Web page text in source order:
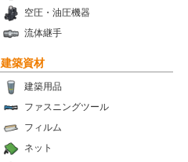
空圧・油圧機器
流体継手
建築資材
建築用品
ファスニングツール
フィルム
ネット